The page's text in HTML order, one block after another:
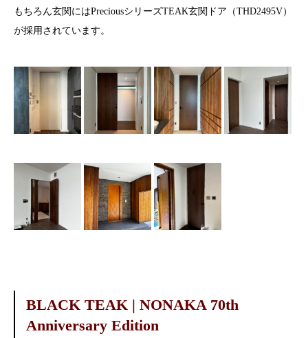
もちろん玄関にはPreciousシリーズTEAK玄関ドア（THD2495V）
が採用されています。
BLACK TEAK | NONAKA 70th
Anniversary Edition